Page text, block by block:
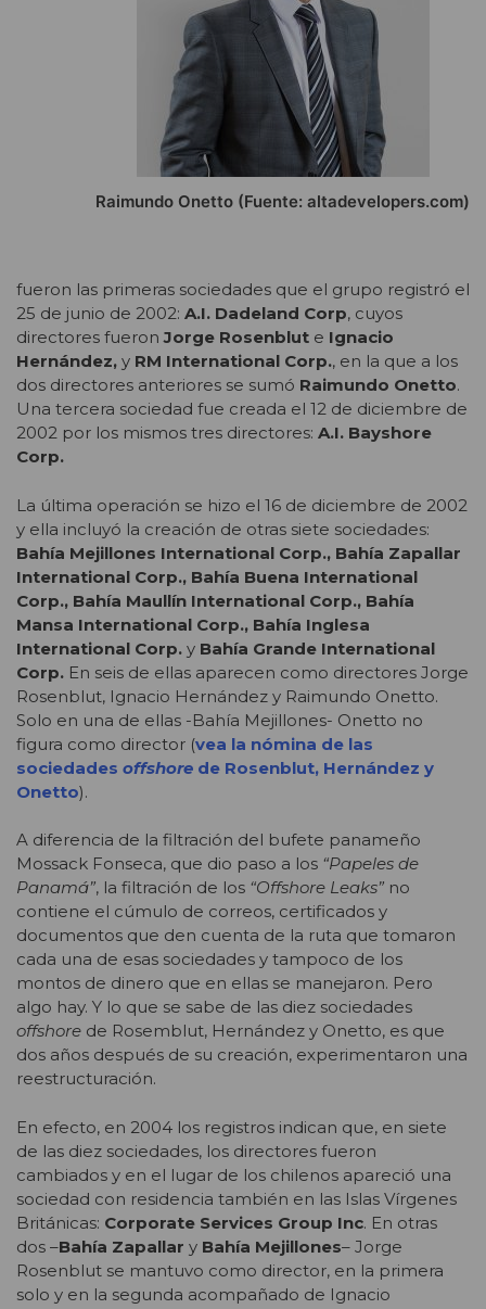
Raimundo Onetto (Fuente: altadevelopers.com)
fueron las primeras sociedades que el grupo registró el
25 de junio de 2002: A.I. Dadeland Corp, cuyos
directores fueronJorge Rosenblut e Ignacio
Hernández, y RM International Corp., en la que a los
dos directores anteriores se sumó Raimundo Onetto.
Una tercera sociedad fue creada el 12 de diciembre de
2002 por los mismos tres directores: A.I. Bayshore
Corp.
La última operación se hizo el 16 de diciembre de 2002
y ella incluyó la creación de otras siete sociedades:
Bahía Mejillones International Corp., Bahía Zapallar
International Corp., Bahía Buena International
Corp., Bahía Maullín International Corp., Bahía
Mansa International Corp., Bahía Inglesa
International Corp. y Bahía Grande International
Corp. En seis de ellas aparecen como directores Jorge
Rosenblut, Ignacio Hernández y Raimundo Onetto.
Solo en una de ellas -Bahía Mejillones- Onetto no
figura como director (vea la nómina de las
sociedades offshore de Rosenblut, Hernández y
Onetto).
A diferencia de la filtración del bufete panameño
Mossack Fonseca, que dio paso a los “Papeles de
Panamá”, la filtración de los “Offshore Leaks” no
contiene el cúmulo de correos, certificados y
documentos que den cuenta de la ruta que tomaron
cada una de esas sociedades y tampoco de los
montos de dinero que en ellas se manejaron. Pero
algo hay. Y lo que se sabe de las diez sociedades
offshore de Rosemblut, Hernández y Onetto, es que
dos años después de su creación, experimentaron una
reestructuración.
En efecto, en 2004 los registros indican que, en siete
de las diez sociedades, los directores fueron
cambiados y en el lugar de los chilenos apareció una
sociedad con residencia también en las Islas Vírgenes
Británicas: Corporate Services Group Inc. En otras
dos –Bahía Zapallar y Bahía Mejillones– Jorge
Rosenblut se mantuvo como director, en la primera
solo y en la segunda acompañado de Ignacio